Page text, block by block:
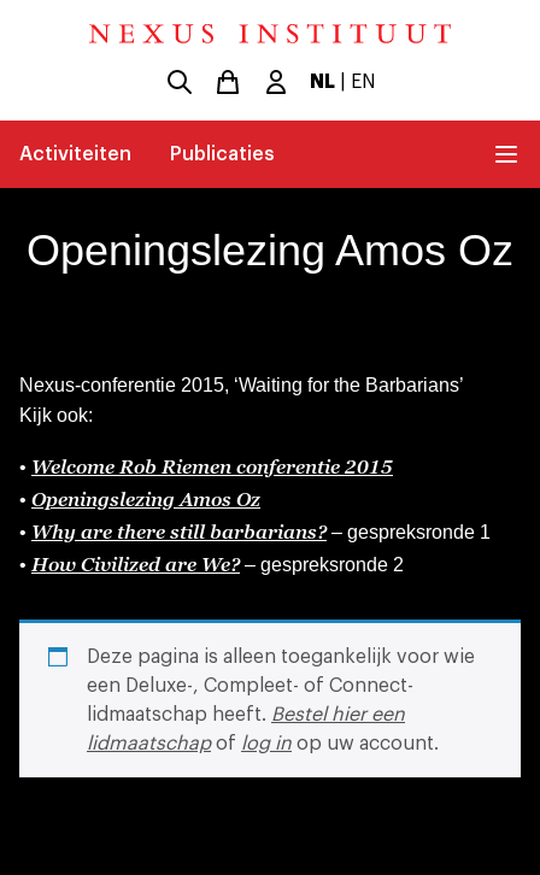
NL| EN
Activiteiten Publicaties
Openingslezing Amos Oz
Nexus-conferentie 2015, ‘Waiting for the Barbarians’
Kijk ook:
• Welcome Rob Riemen conferentie 2015
• Openingslezing Amos Oz
• Why are there still barbarians?– gespreksronde 1
• How Civilized are We?– gespreksronde 2
Deze pagina is alleen toegankelijk voor wie
een Deluxe-, Compleet- of Connect-
lidmaatschap heeft. Bestel hier een
lidmaatschapof log in op uw account.